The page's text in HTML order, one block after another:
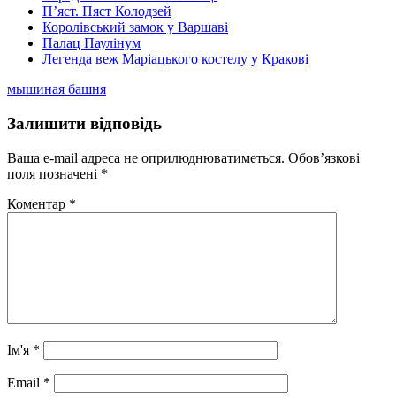
П’яст. Пяст Колодзей
Королівський замок у Варшаві
Палац Паулінум
Легенда веж Маріацького костелу у Кракові
мышиная башня
Залишити відповідь
Ваша e-mail адреса не оприлюднюватиметься. Обов’язкові
поля позначені *
Коментар *
Ім'я *
Email *